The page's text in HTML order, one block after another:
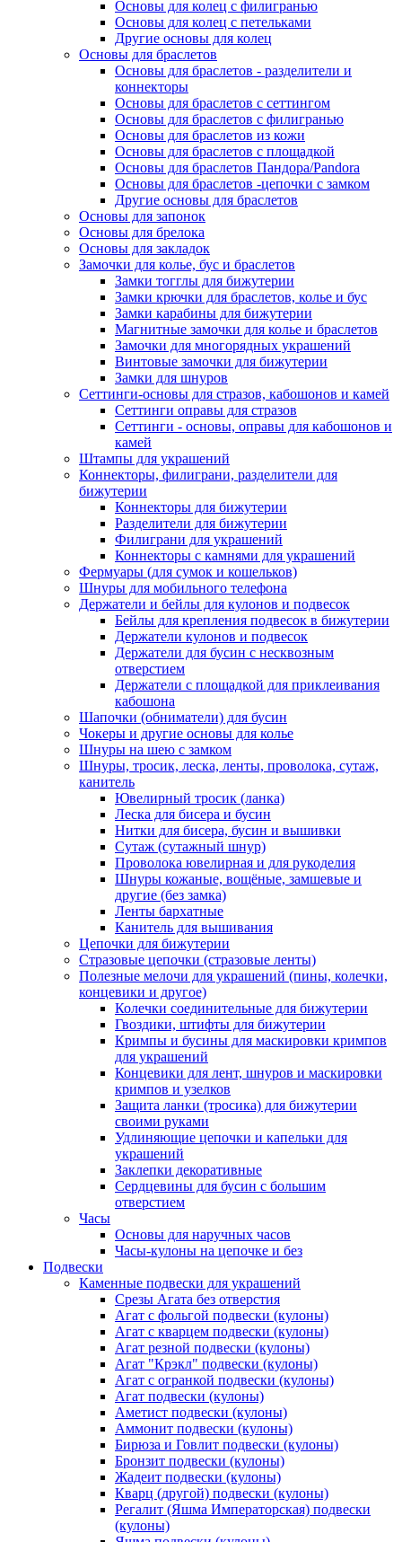
Основы для колец с филигранью
Основы для колец с петельками
Другие основы для колец
Основы для браслетов
Основы для браслетов - разделители и
коннекторы
Основы для браслетов с сеттингом
Основы для браслетов с филигранью
Основы для браслетов из кожи
Основы для браслетов с площадкой
Основы для браслетов Пандора/Pandora
Основы для браслетов -цепочки с замком
Другие основы для браслетов
Основы для запонок
Основы для брелока
Основы для закладок
Замочки для колье, бус и браслетов
Замки тогглы для бижутерии
Замки крючки для браслетов, колье и бус
Замки карабины для бижутерии
Магнитные замочки для колье и браслетов
Замочки для многорядных украшений
Винтовые замочки для бижутерии
Замки для шнуров
Сеттинги-основы для стразов, кабошонов и камей
Сеттинги оправы для стразов
Сеттинги - основы, оправы для кабошонов и
камей
Штампы для украшений
Коннекторы, филиграни, разделители для
бижутерии
Коннекторы для бижутерии
Разделители для бижутерии
Филиграни для украшений
Коннекторы с камнями для украшений
Фермуары (для сумок и кошельков)
Шнуры для мобильного телефона
Держатели и бейлы для кулонов и подвесок
Бейлы для крепления подвесок в бижутерии
Держатели кулонов и подвесок
Держатели для бусин с несквозным
отверстием
Держатели с площадкой для приклеивания
кабошона
Шапочки (обниматели) для бусин
Чокеры и другие основы для колье
Шнуры на шею с замком
Шнуры, тросик, леска, ленты, проволока, сутаж,
канитель
Ювелирный тросик (ланка)
Леска для бисера и бусин
Нитки для бисера, бусин и вышивки
Сутаж (сутажный шнур)
Проволока ювелирная и для рукоделия
Шнуры кожаные, вощёные, замшевые и
другие (без замка)
Ленты бархатные
Канитель для вышивания
Цепочки для бижутерии
Стразовые цепочки (стразовые ленты)
Полезные мелочи для украшений (пины, колечки,
концевики и другое)
Колечки соединительные для бижутерии
Гвоздики, штифты для бижутерии
Кримпы и бусины для маскировки кримпов
для украшений
Концевики для лент, шнуров и маскировки
кримпов и узелков
Защита ланки (тросика) для бижутерии
своими руками
Удлиняющие цепочки и капельки для
украшений
Заклепки декоративные
Сердцевины для бусин с большим
отверстием
Часы
Основы для наручных часов
Часы-кулоны на цепочке и без
Подвески
Каменные подвески для украшений
Срезы Агата без отверстия
Агат с фольгой подвески (кулоны)
Агат с кварцем подвески (кулоны)
Агат резной подвески (кулоны)
Агат "Крэкл" подвески (кулоны)
Агат с огранкой подвески (кулоны)
Агат подвески (кулоны)
Аметист подвески (кулоны)
Аммонит подвески (кулоны)
Бирюза и Говлит подвески (кулоны)
Бронзит подвески (кулоны)
Жадеит подвески (кулоны)
Кварц (другой) подвески (кулоны)
Регалит (Яшма Императорская) подвески
(кулоны)